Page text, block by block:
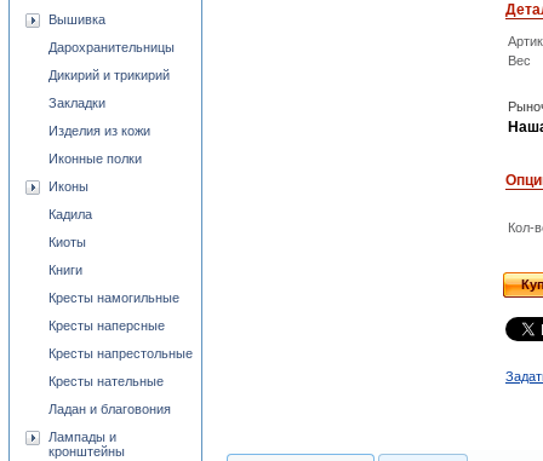
Вес
Кол-
Вышивка
Дарохранительницы
Дикирий и трикирий
Закладки
Изделия из кожи
Иконные полки
Иконы
Кадила
Киоты
Книги
Кресты намогильные
Кресты наперсные
Кресты напрестольные
Кресты нательные
Ладан и благовония
Лампады и
кронштейны